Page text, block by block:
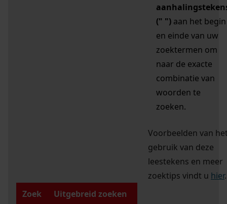
(" ") aan het begin
en einde van uw
zoektermen om
naar de exacte
combinatie van
woorden te
zoeken.
Voorbeelden van
gebruik van deze
leestekens en meer
zoektips vindt u hier.
Zoek
Uitgebreid zoeken